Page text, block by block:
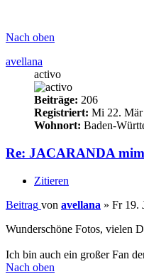
Nach oben
avellana
activo
Beiträge: 206
Registriert: Mi 22. Mär
Wohnort: Baden-
Re: JACARANDA
Zitieren
Beitrag von avellana » Fr 19.
Wunderschöne Fotos, vielen
Ich bin auch ein großer Fan
Nach oben